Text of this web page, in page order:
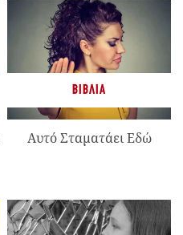
ΒΙΒΛΊΑ
Αυτό Σταματάει Εδώ